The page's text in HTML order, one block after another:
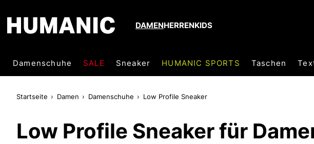
DAMENHERRENKIDS
Damenschuhe SALE Sneaker HUMANIC SPORTS Taschen
Startseite Damen Damenschuhe Low Profile Sneaker
Low Profile Sneaker für